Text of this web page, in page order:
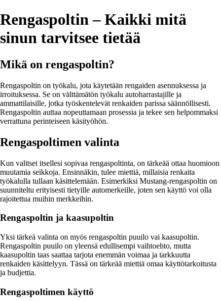
Rengaspoltin – Kaikki mitä
sinun tarvitsee tietää
Mikä on rengaspoltin?
Rengaspoltin on työkalu, jota käytetään rengaiden asennuksessa ja
irroituksessa. Se on välttämätön työkalu autoharrastajille ja
ammattilaisille, jotka työskentelevät renkaiden parissa säännöllisesti.
Rengaspoltin auttaa nopeuttamaan prosessia ja tekee sen helpommaksi
verrattuna perinteiseen käsityöhön.
Rengaspoltimen valinta
Kun valitset itsellesi sopivaa rengaspoltinta, on tärkeää ottaa huomioon
muutamia seikkoja. Ensinnäkin, tulee miettiä, millaisia renkaita
työkalulla tullaan käsittelemään. Esimerkiksi Mustang-rengaspoltin on
suunniteltu erityisesti tietyille automerkeille, joten sen käyttö voi olla
rajoitettua muihin merkkeihin.
Rengaspoltin ja kaasupoltin
Yksi tärkeä valinta on myös rengaspoltin puuilo vai kaasupoltin.
Rengaspoltin puuilo on yleensä edullisempi vaihtoehto, mutta
kaasupoltin taas saattaa tarjota enemmän voimaa ja tarkkuutta
renkaiden käsittelyyn. Tässä on tärkeää miettiä omaa käyttötarkoitusta
ja budjettia.
Rengaspoltimen käyttö